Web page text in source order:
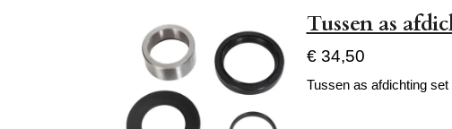
Tussen as
€ 34,50
Tussen as afdichting set